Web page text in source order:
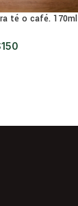
té o café. 170ml
150